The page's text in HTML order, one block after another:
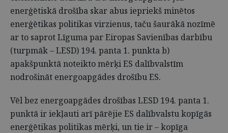
enerģētiskā drošība skar abus iepriekš minētos
enerģētikas politikas virzienus, taču šaurākā nozīmē
ar to saprot Līguma par Eiropas Savienības darbību
(turpmāk – LESD) 194. panta 1. punkta b)
apakšpunktā noteikto mērķi ES dalībvalstīm
nodrošināt energoapgādes drošību ES.
Vēl bez energoapgādes drošības LESD 194. panta 1.
punktā ir iekļauti arī pārējie ES dalībvalstu kopīgās
enerģētikas politikas mērķi, un tie ir – kopīga